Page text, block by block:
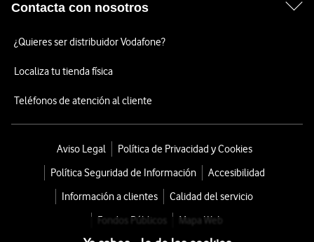
Contacta con nosotros
¿Quieres ser distribuidor Vodafone?
Localiza tu tienda física
Teléfonos de atención al cliente
Aviso Legal
Política de Privacidad y Cookies
Política Seguridad de Información
Accesibilidad
Información a clientes
Calidad del servicio
Fondos Públicos
Mapa Web